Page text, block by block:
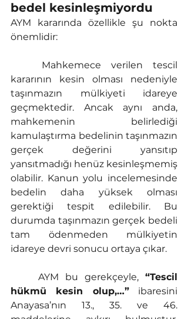
bedel kesinleşmiyordu
AYM kararında özellikle şu nokta
önemlidir:
kararının kesin olması nedeniyle
taşınmazın mülkiyeti idareye
geçmektedir. Ancak aynı anda,
mahkemenin belirlediği
kamulaştırma bedelinin taşınmazın
gerçek değerini yansıtıp
yansıtmadığı henüz kesinleşmemiş
olabilir. Kanun yolu incelemesinde
bedelin daha yüksek olması
gerektiği tespit edilebilir. Bu
durumda taşınmazın gerçek bedeli
tam ödenmeden mülkiyetin
idareye devri sonucu ortaya çıkar.
	AYM bu gerekçeyle,
“Tescil
hükmü kesin olup,…” ibaresini
Anayasa’nın 13., 35. ve 46.